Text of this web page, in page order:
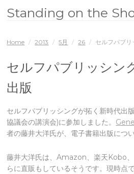
Standing on the
Home / 2013 / 5月 / 26 / セルフパブリ
セルフパブリッシン
出版
セルフパブリッシングが拓く新時代出
協議会の講演会)に参加しました。
者の藤井大洋氏が、電子書籍出版につ
藤井大洋氏は、Amazon、楽天Kobo
らに直販もしているそうです。現時点